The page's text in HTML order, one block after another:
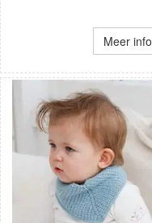
Meer info